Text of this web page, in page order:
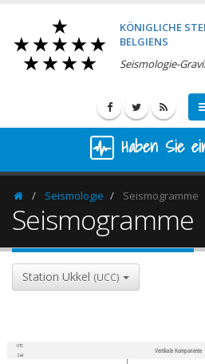
KÖNIGLICHE
BELGIENS
Seismologie-
Haben Sie
HomepageSeismologie Seismogramme
Seismogramme
Station Ukkel (UCC)
UTC
Zeit
Vertikale Komponente